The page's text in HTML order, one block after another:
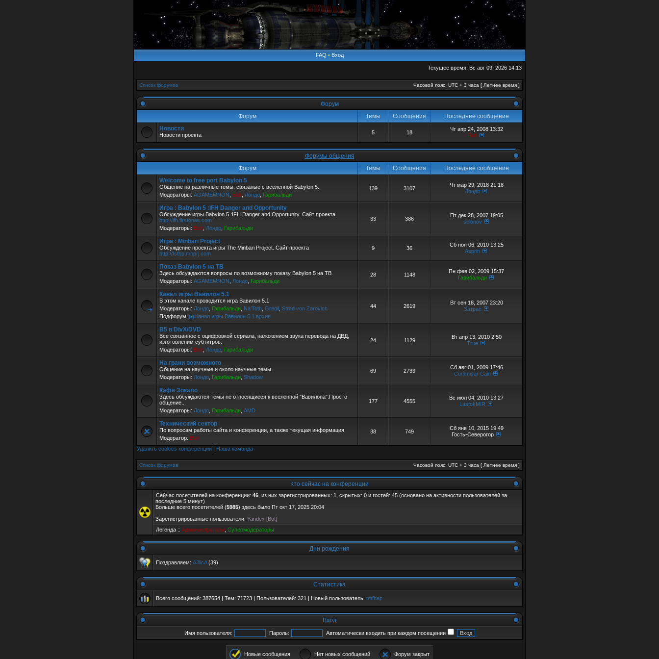
FAQ • Вход
Текущее время: Вс авг 09, 2026 14:13
Список форумов Часовой пояс: UTC + 3 часа [ Летнее время ]
Форум
Форум
Темы Сообщения
Последнее сообщение
Новости
Новости проекта 5 18
Чт апр 24, 2008 13:32
Buh
Форумы общения
Форум
Темы Сообщения
Последнее сообщение
Welcome to free port Babylon 5
Общение на различные темы, связаные с вселенной Babylon 5.
Модераторы: AGAMEMNON Buh Лондо Гарибальди
139 3107
Чт мар 29, 2018 21:18
Лондо
Игра : Babylon 5 :IFH Danger and Opportunity
Обсуждение игры Babylon 5 :IFH Danger and Opportunity. Сайт проекта
http://ifh.firstones.com
Модераторы: Buh Лондо Гарибальди
33 386
Пт дек 28, 2007 19:05
selonov
Игра : Minbari Project
Обсуждение проекта игры The Minbari Project. Сайт проекта
http://fstbp.mhprj.com
9 36
Сб ноя 06, 2010 13:25
Asprin
Показ Babylon 5 на ТВ
Здесь обсуждаются вопросы по возможному показу Babylon 5 на ТВ.
Модераторы: AGAMEMNON Лондо Гарибальди
28 1148
Пн фев 02, 2009 15:37
Гарибальди
Канал игры Вавилон 5.1
В этом канале проводится игра Вавилон 5.1
Модераторы: Лондо Гарибальди Na'Toth Gregil Strad von Zarovich
Подфорум:
Канал игры Вавилон 5.1 архив
44 2619
Вт сен 18, 2007 23:20
Затрас
B5 в DivX/DVD
Все связанное с оцифровкой сериала, наложением звука перевода на ДВД,
изготовленим субтитров.
Модераторы: Buh Лондо Гарибальди
24 1129
Вт апр 13, 2010 2:50
True
На грани возможного
Общение на научные и около научные темы.
Модераторы: Лондо Гарибальди Shadow
69 2733
Сб авг 01, 2009 17:46
Commisar Cain
Кафе Зокало
Здесь обсуждаются темы не относящиеся к вселенной "Вавилона".Просто
общение...
Модераторы: Лондо Гарибальди AMD
177 4555
Вс июл 04, 2010 13:27
LastokMIR
Технический сектор
По вопросам работы сайта и конференции, а также текущая информация.
Модератор: Buh
38 749
Сб янв 10, 2015 19:49
Гость-Северогор
Удалить cookies конференции | Наша команда
Список форумов Часовой пояс: UTC + 3 часа [ Летнее время ]
Кто сейчас на конференции
Сейчас посетителей на конференции: 46 , из них зарегистрированных: 1, скрытых: 0 и гостей: 45 (основано на активности пользователей за
последние 5 минут)
Больше всего посетителей (5985) здесь было Пт окт 17, 2025 20:04
Зарегистрированные пользователи: Yandex [Bot]
Легенда :: Администраторы Супермодераторы
Дни рождения
Поздравляем: AJlicA(39)
Статистика
Всего сообщений: 387654 | Тем: 71723 | Пользователей: 321 | Новый пользователь: tmfhap
Вход
Имя пользователя: Пароль: Автоматически входить при каждом посещении
Новые сообщения Нет новых сообщений Форум закрыт